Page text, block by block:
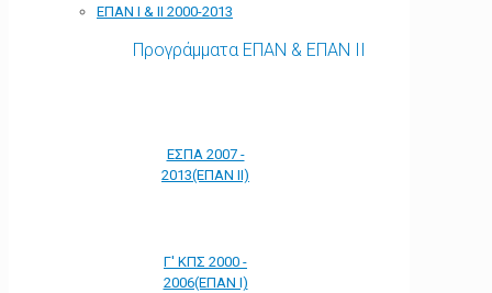
ΕΠΑΝ Ι & ΙΙ 2000-2013
Προγράμματα ΕΠΑΝ & ΕΠΑΝ ΙΙ
ΕΣΠΑ 2007 -
2013(ΕΠΑΝ ΙΙ)
Γ' ΚΠΣ 2000 -
2006(ΕΠΑΝ Ι)